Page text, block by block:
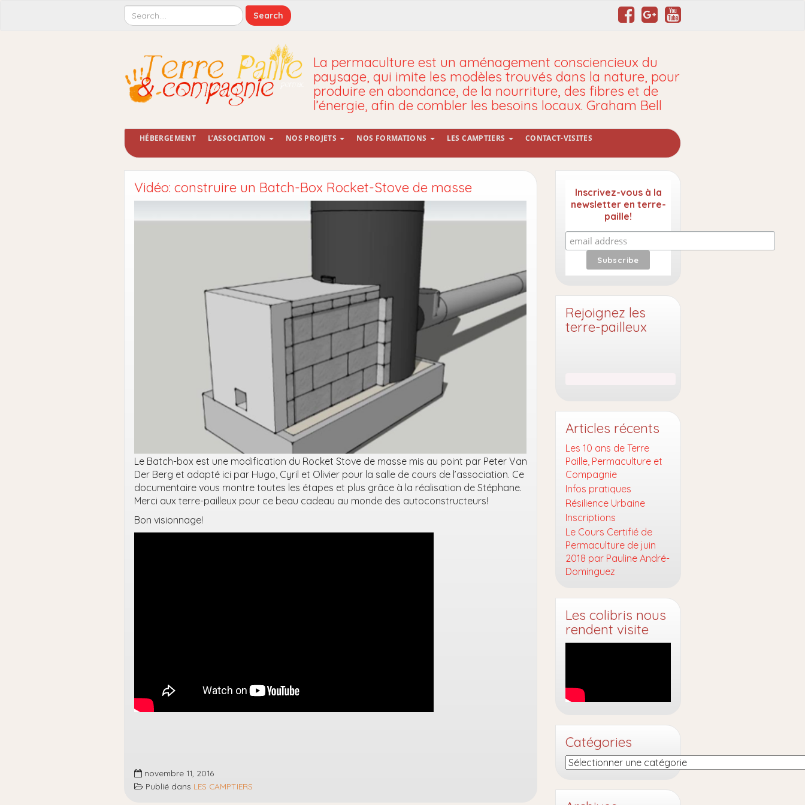
La permaculture est un aménagement consciencieux du
paysage, qui imite les modèles trouvés dans la nature, pour
produire en abondance, de la nourriture, des fibres et de
l’énergie, afin de combler les besoins locaux. Graham Bell
HÉBERGEMENT L’ASSOCIATION NOS PROJETS NOS FORMATIONS LES CAMPTIERS CONTACT-VISITES
Vidéo: construire un Batch-Box Rocket-Stove de masse
Le Batch-box est une modification du Rocket Stove de masse mis au point par Peter Van
Der Berg et adapté ici par Hugo, Cyril et Olivier pour la salle de cours de l’association. Ce
documentaire vous montre toutes les étapes et plus grâce à la réalisation de Stéphane.
Merci aux terre-pailleux pour ce beau cadeau au monde des autoconstructeurs!
Bon visionnage!
novembre 11, 2016
Publié dans LES CAMPTIERS
Inscrivez-vous à la
newsletter en terre-
paille!
Rejoignez les
terre-pailleux
Articles récents
Les 10 ans de Terre
Paille, Permaculture et
Compagnie
Infos pratiques
Résilience Urbaine
Inscriptions
Le Cours Certifié de
Permaculture de juin
2018 par Pauline André-
Dominguez
Les colibris nous
rendent visite
Catégories
Catégories